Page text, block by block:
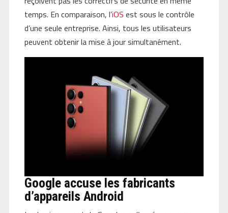
temps. En comparaison, l’iOS est sous le contrôle
d’une seule entreprise. Ainsi, tous les utilisateurs
peuvent obtenir la mise à jour simultanément.
Google accuse les fabricants
d’appareils Android